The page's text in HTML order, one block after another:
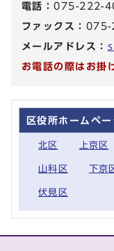
電話：075-222-
ファックス： 075-
メールアドレス：
お電話の際はお掛
区役所ホームペー
北区 上京区
山科区 下京
伏見区